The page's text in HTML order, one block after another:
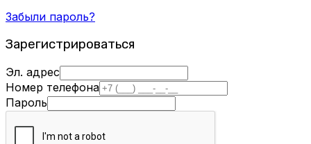
Забыли пароль?
Зарегистрироваться
Эл. адрес
Номер телефона
Пароль